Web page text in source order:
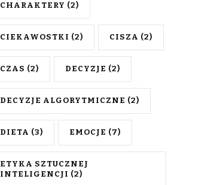
CHARAKTERY (2)
CIEKAWOSTKI (2) CISZA (2)
CZAS (2) DECYZJE (2)
DECYZJE ALGORYTMICZNE (2)
DIETA (3) EMOCJE (7)
ETYKA SZTUCZNEJ
INTELIGENCJI (2)